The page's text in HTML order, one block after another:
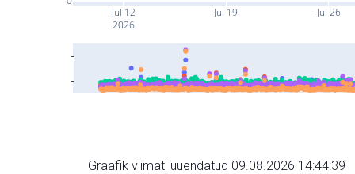
Jul 12
2026
Jul 19 Jul 26
Graafik viimati uuendatud 09.08.2026 14:44:39